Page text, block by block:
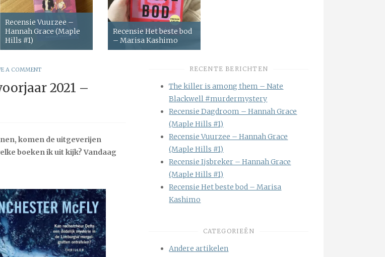
Recensie Vuurzee –
Hannah Grace (Maple
Hills #1)
Recensie Het beste bod
– Marisa Kashimo
A COMMENT
2021 –
komen de uitgeverijen
boeken ik uit kijk? Vandaag
RECENTE BERICHTEN
The killer is among them – Nate
Blackwell #murdermystery
Recensie Dagdroom – Hannah Grace
(Maple Hills #1)
Recensie Vuurzee – Hannah Grace
(Maple Hills #1)
Recensie Ijsbreker – Hannah Grace
(Maple Hills #1)
Recensie Het beste bod – Marisa
Kashimo
CATEGORIEËN
Andere artikelen